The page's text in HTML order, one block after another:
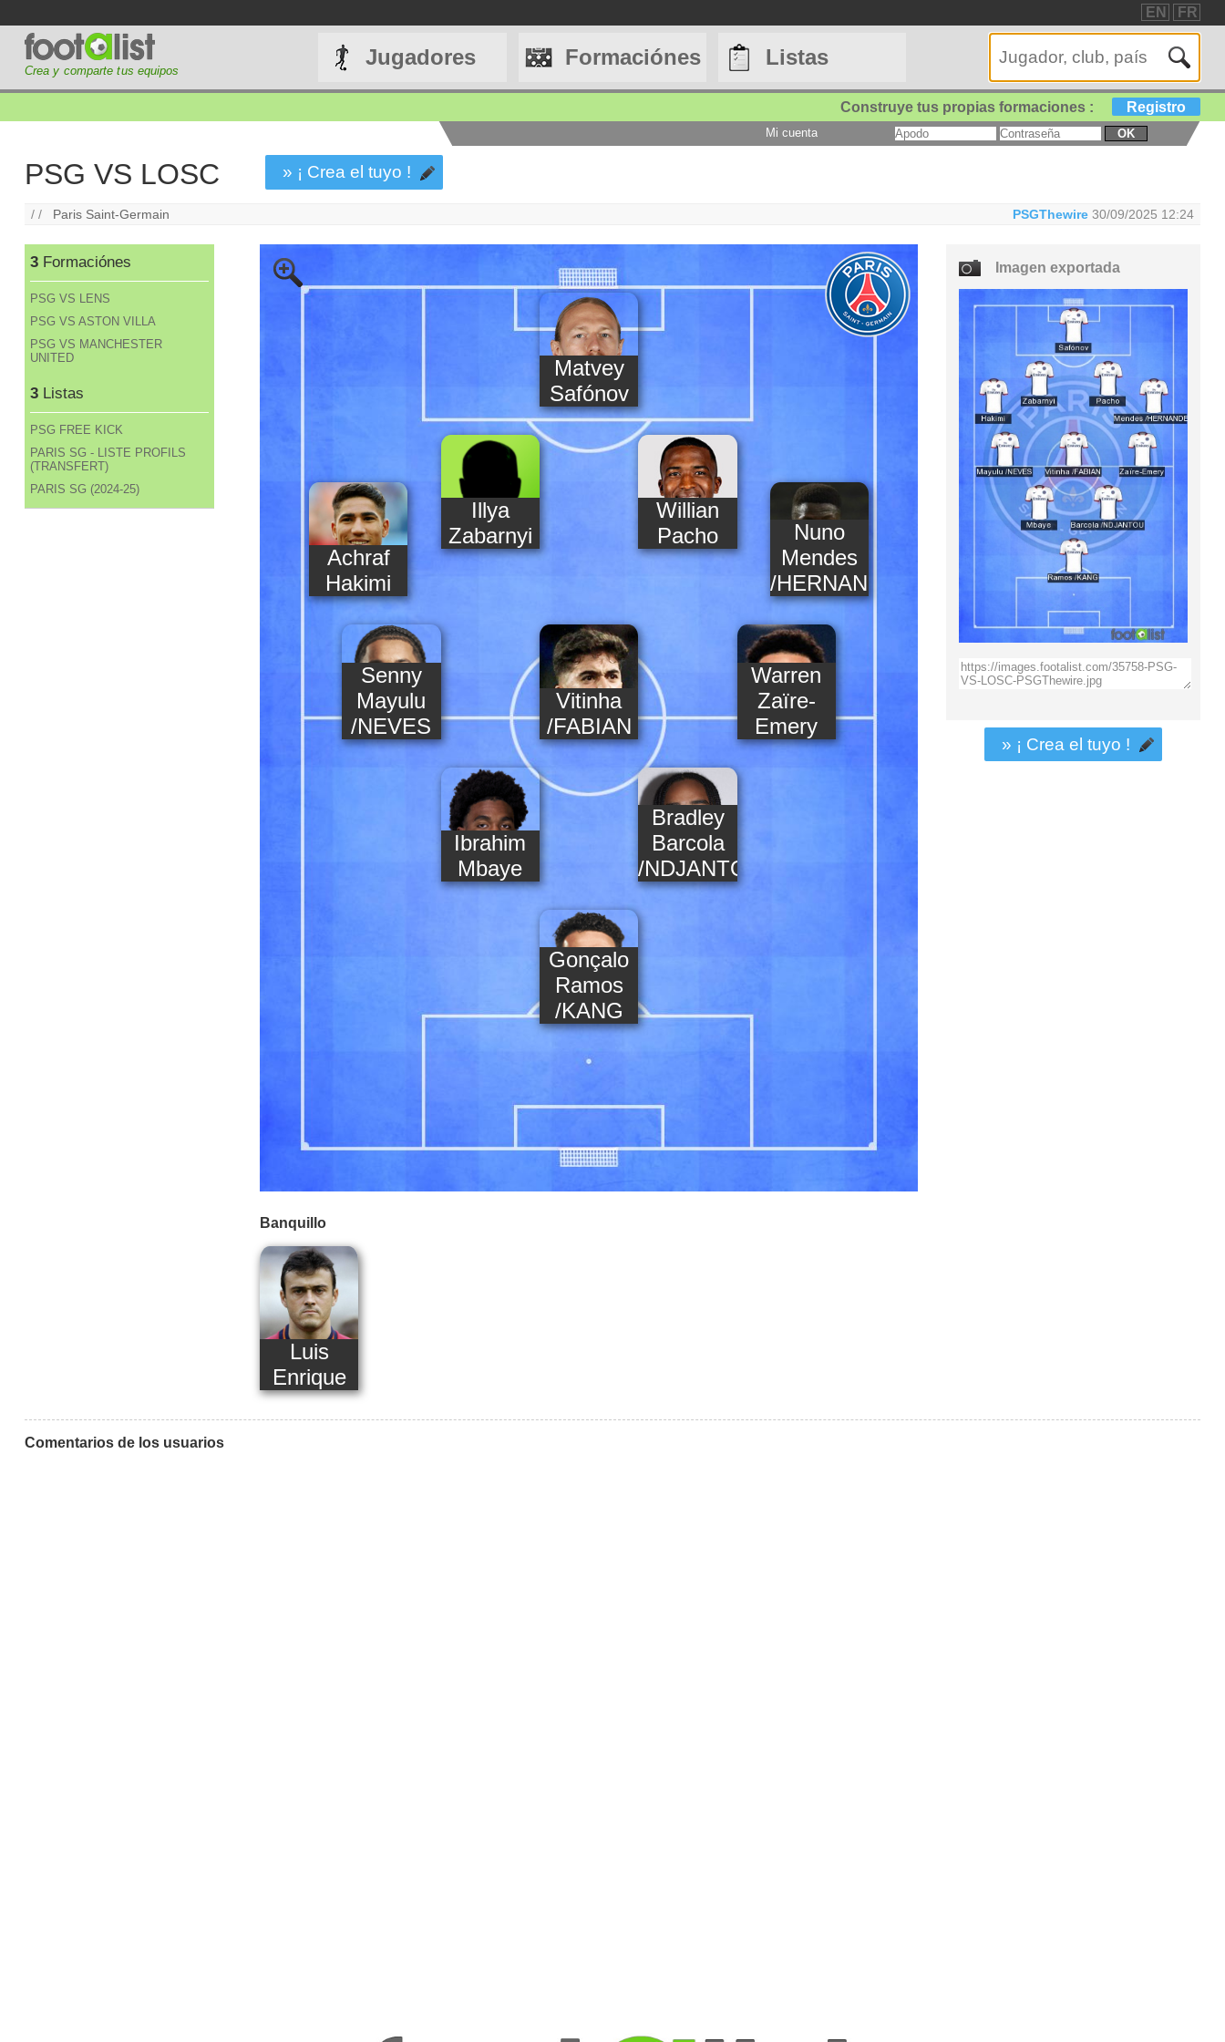
EN FR
Crea y comparte tus equipos
Jugadores Formaciónes Listas
Construye tus propias formaciones : Registro
Mi cuenta OK
PSG VS LOSC » ¡ Crea el tuyo !
/ / Paris Saint-Germain PSGThewire 30/09/2025 12:24
3 Formaciónes
PSG VS LENS
PSG VS ASTON VILLA
PSG VS MANCHESTER
UNITED
3 Listas
PSG FREE KICK
PARIS SG - LISTE PROFILS
(TRANSFERT)
PARIS SG (2024-25)
Matvey
Safónov
Achraf
Hakimi
Illya
Zabarnyi
Willian
Pacho
Nuno
Mendes
/HERNANDEZ
Senny
Mayulu
/NEVES
Vitinha
/FABIAN
Warren
Zaïre-
Emery
Ibrahim
Mbaye
Bradley
Barcola
/NDJANTOU
Gonçalo
Ramos
/KANG
Banquillo
Luis
Enrique
Imagen exportada
» ¡ Crea el tuyo !
Comentarios de los usuarios